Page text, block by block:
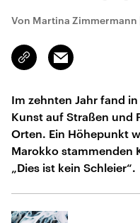
Von Martina Zimmermann
Link
kopieren/teilen
Email
Im zehnten Jahr fand
Kunst auf Straßen und
Orten. Ein Höhepunkt
Marokko stammenden
„Dies ist kein Schleier“.